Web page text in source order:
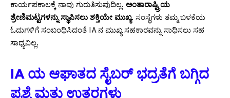
ಕಾರ್ಯಪಕಾಲಕ್ಕೆ ನಾವು ಗುರುತಿಸುವುದಿಲ್ಲ. ಅಂತಾರಾಷ್ಟ್ರಿಯ
ಶ್ರೇಣಿಮಟ್ಟಗಳನ್ನು ಸ್ಥಾಪಿಸಲು ಶಕ್ತಿಯೇ ಮುಖ್ಯ. ಸಂಸ್ಥೆಗಳು ತಮ್ಮ ಬಳಕೆಯ
ಓದುಗಳಿಗೆ ಸಂಬಂಧಿಸಿದಂತೆ IA ನ ಮುಖ್ಯ ಸಹಕಾರವನ್ನು ಸಾಧಿಸಲು ಸಹ
ಸಾಧ್ಯವಿಲ್ಲ.
IA ಯ ಆಘಾತದ ಸೈಬರ್ ಭದ್ರತೆಗೆ ಬಗ್ಗಿದ